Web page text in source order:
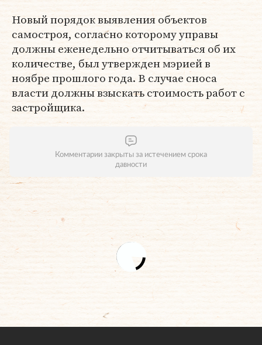
Новый порядок выявления объектов
самостроя, согласно которому управы
должны еженедельно отчитываться об их
количестве, был утвержден мэрией в
ноябре прошлого года. В случае сноса
власти должны взыскать стоимость работ с
застройщика.
Комментарии закрыты за истечением срока
давности